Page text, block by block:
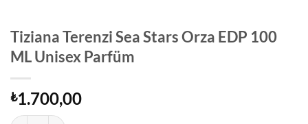
Tiziana Terenzi Sea Stars Orza EDP 100
ML Unisex Parfüm
₺1.700,00